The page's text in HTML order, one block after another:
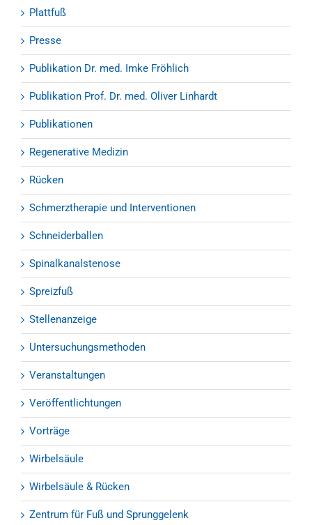
Plattfuß
Presse
Publikation Dr. med. Imke Fröhlich
Publikation Prof. Dr. med. Oliver Linhardt
Publikationen
Regenerative Medizin
Rücken
Schmerztherapie und Interventionen
Schneiderballen
Spinalkanalstenose
Spreizfuß
Stellenanzeige
Untersuchungsmethoden
Veranstaltungen
Veröffentlichtungen
Vorträge
Wirbelsäule
Wirbelsäule & Rücken
Zentrum für Fuß und Sprunggelenk